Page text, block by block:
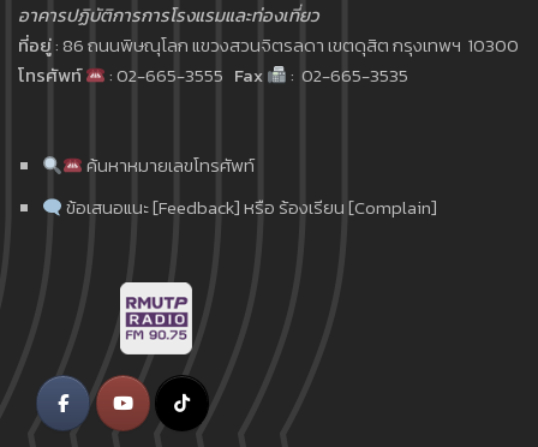
อาคารปฏิบัติการการโรงแรมและท่องเที่ยว
ที่อยู่: 86 ถนนพิษณุโลก แขวงสวนจิตรลดา เขตดุสิต กรุงเทพฯ 10300
โทรศัพท์
: 02-665-3555 Fax : 02-665-3535
ค้นหาหมายเลขโทรศัพท์
ข้อเสนอแนะ [Feedback] หรือ ร้องเรียน [Complain]